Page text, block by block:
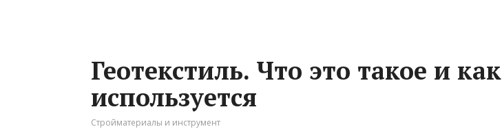
Геотекстиль. Что это такое и как
используется
Стройматериалы и инструмент